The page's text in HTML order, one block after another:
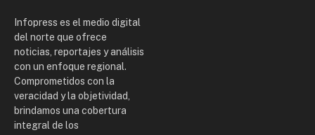
Infopress es el medio digital
del norte que ofrece
noticias, reportajes y análisis
con un enfoque regional.
Comprometidos con la
veracidad y la objetividad,
brindamos una cobertura
integral de los